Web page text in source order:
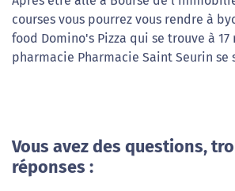
courses vous pourrez vous rendre à
food Domino's Pizza qui se trouve à 17
pharmacie Pharmacie Saint Seurin se
Vous avez des questions,
réponses :